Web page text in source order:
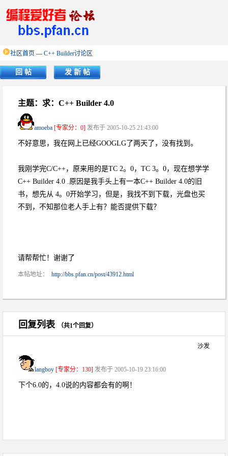
社区首页 — C++ Builder讨论区
回 帖 发 新 帖
主题：求：C++ Builder 4.0
amoeba [专家分：0] 发布于 2005-10-25 21:43:00
不好意思，我在网上已经GOOGLG了两天了，没有找到。
我刚学完C/C++，原来用的是TC 2。0，TC 3。0，现在想学学
C++ Builder 4.0 .原因是我手头上有一本C++ Builder 4.0的旧
书，想先从 4。0开始学习，但是，我找不到下载，光盘也买
不到，不知那位老人手上有？能否提供下载？
请帮帮忙！谢谢了
本帖地址： http://bbs.pfan.cn/post/43912.html
回复列表 （共1个回复）
沙发
langboy [专家分：130] 发布于 2005-10-19 23:16:00
下个6.0的，4.0说的内容都会有的啊！